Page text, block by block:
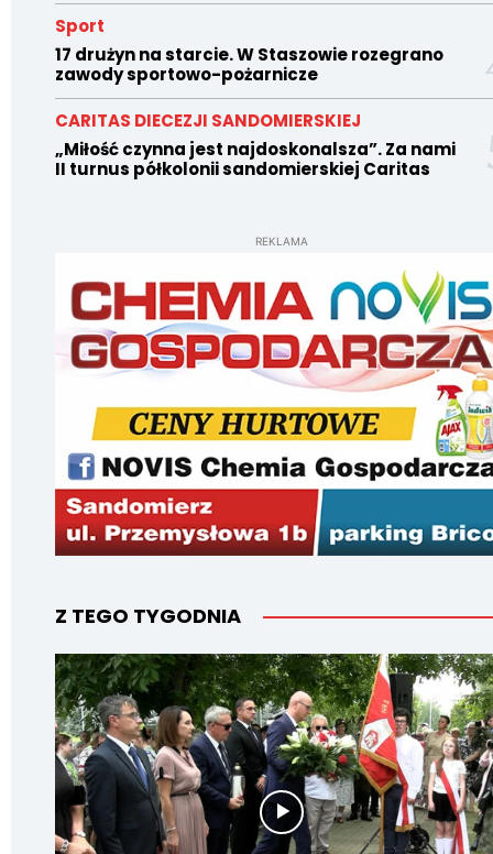
Sport
17 drużyn na starcie. W Staszowie rozegrano
zawody sportowo-pożarnicze
CARITAS DIECEZJI SANDOMIERSKIEJ
„Miłość czynna jest najdoskonalsza”. Za nami
II turnus półkolonii sandomierskiej Caritas
REKLAMA
Z TEGO TYGODNIA